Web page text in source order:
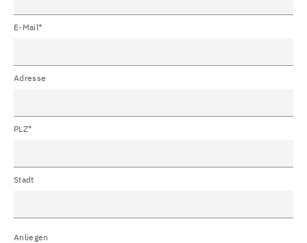
E-Mail*
Adresse
PLZ*
Stadt
Anliegen